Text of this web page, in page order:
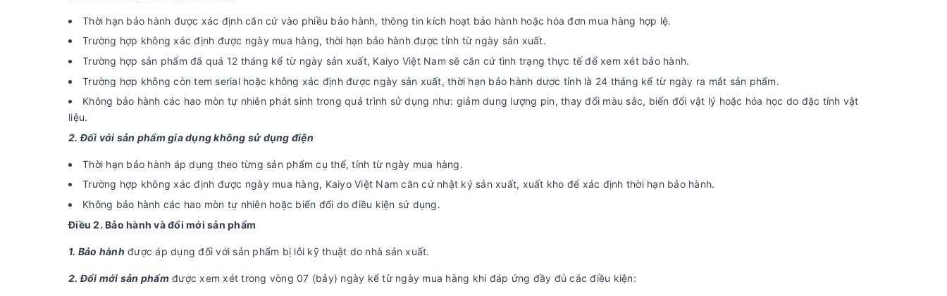
Thời hạn bảo hành được xác định căn cứ vào phiều bảo hành, thông tin kích hoạt bảo hành hoặc hóa đơn mua hàng hợp lệ.
Trường hợp không xác định được ngày mua hàng, thời hạn bảo hành được tỉnh từ ngày sản xuất.
Trường hợp sản phẩm đã quá 12 tháng kể từ ngày sản xuất, Kaiyo Việt Nam sẽ căn cứ tình trạng thực tế để xem xét bảo hành.
Trường hợp không còn tem serial hoặc không xác định được ngày sản xuất, thời hạn bảo hành dược tỉnh là 24 tháng kể từ ngày ra mắt sản phẩm.
Không bảo hành các hao mòn tự nhiên phát sinh trong quá trình sử dụng như: giảm dung lượng pin, thay đổi màu sắc, biến đổi vật lý hoặc hóa học do đặc tính vật
liệu.
2. Đối với sản phẩm gia dụng không sử dụng điện
Thời hạn bảo hành áp dụng theo từng sản phẩm cụ thể, tính từ ngày mua hàng.
Trường hợp không xác định được ngày mua hàng, Kaiyo Việt Nam căn cứ nhật ký sản xuất, xuất kho để xác định thời hạn bảo hành.
Không bảo hành các hao mòn tự nhiên hoặc biến đổi do điều kiện sử dụng.
Điều 2. Bảo hành và đổi mới sản phẩm
1. Bảo hành được áp dụng đối với sản phẩm bị lỗi kỹ thuật do nhà sản xuất.
2. Đổi mới sản phẩmđược xem xét trong vòng 07 (bảy) ngày kể từ ngày mua hàng khi đáp ứng đầy đủ các điều kiện: